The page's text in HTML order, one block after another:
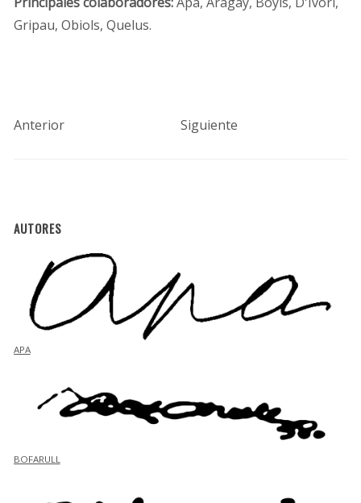
Gripau, Obiols, Quelus.
Anterior Siguiente
AUTORES
APA
BOFARULL